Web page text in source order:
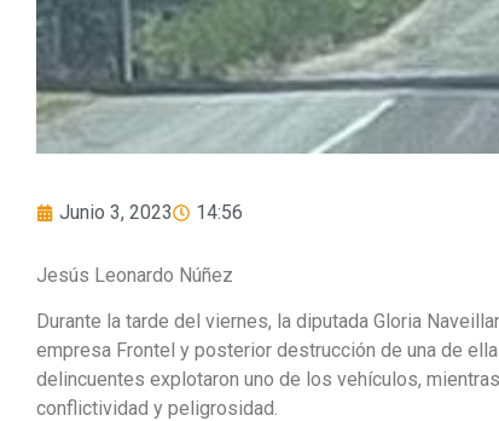
Junio 3, 2023 14:56
Jesús Leonardo Núñez
Durante la tarde del viernes, la diputada Gloria
empresa Frontel y posterior destrucción de una de
delincuentes explotaron uno de los vehículos,
conflictividad y peligrosidad.